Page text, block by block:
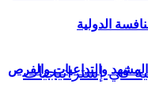
والتداعيات والفرص
الدولية